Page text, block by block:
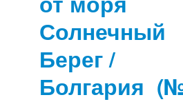
Солнечный
Берег /
Болгария